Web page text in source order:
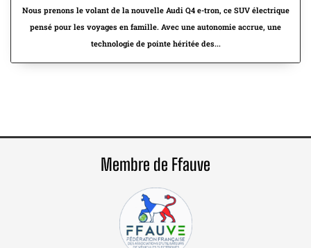
Nous prenons le volant de la nouvelle Audi Q4 e-tron, ce SUV électrique
pensé pour les voyages en famille. Avec une autonomie accrue, une
technologie de pointe héritée des...
Membre de Ffauve